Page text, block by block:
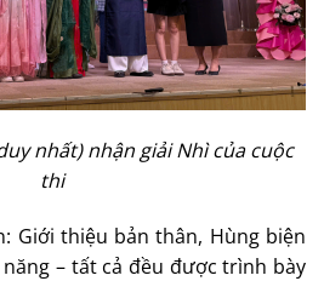
nhất) nhận giải Nhì của cuộc
thi
Giới thiệu bản thân, Hùng biện
– tất cả đều được trình bày